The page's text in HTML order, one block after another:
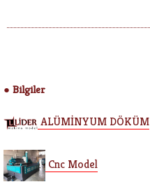
● Bilgiler
ALÜMİNYUM DÖKÜM
Cnc Model